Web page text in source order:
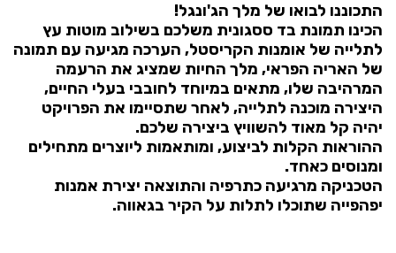
התכוננו לבואו של מלך הג'ונגל!
הכינו תמונת בד ססגונית משלכם בשילוב מוטות עץ
לתלייה של אומנות הקריסטל, הערכה מגיעה עם תמונה
של האריה הפראי, מלך החיות שמציג את הרעמה
המרהיבה שלו, מתאים במיוחד לחובבי בעלי החיים,
היצירה מוכנה לתלייה, לאחר שתסיימו את הפרויקט
יהיה קל מאוד להשוויץ ביצירה שלכם.
ההוראות הקלות לביצוע, ומותאמות ליוצרים מתחילים
ומנוסים כאחד.
הטכניקה מרגיעה כתרפיה והתוצאה יצירת אמנות
יפהפייה שתוכלו לתלות על הקיר בגאווה.